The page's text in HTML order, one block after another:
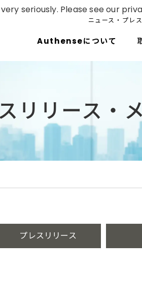
ニュース・プレ
Authenseについて
リリース・
プレスリリース
seriously. Please see our